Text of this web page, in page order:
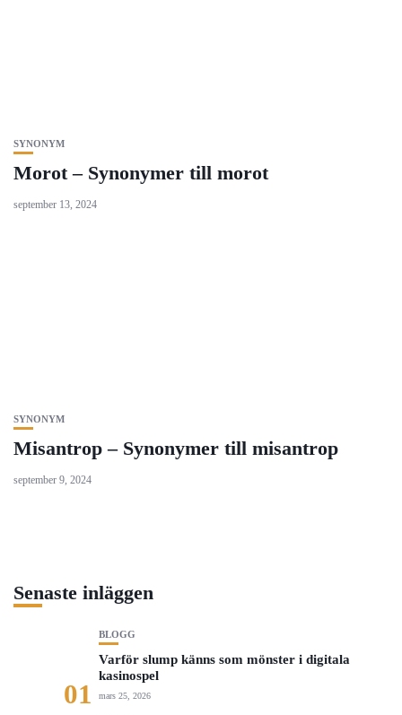
SYNONYM
Morot – Synonymer till morot
september 13, 2024
SYNONYM
Misantrop – Synonymer till misantrop
september 9, 2024
Senaste inläggen
01
BLOGG
Varför slump känns som mönster i digitala
kasinospel
mars 25, 2026